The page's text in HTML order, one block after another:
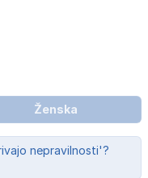
Ženska
nepravilnosti'?